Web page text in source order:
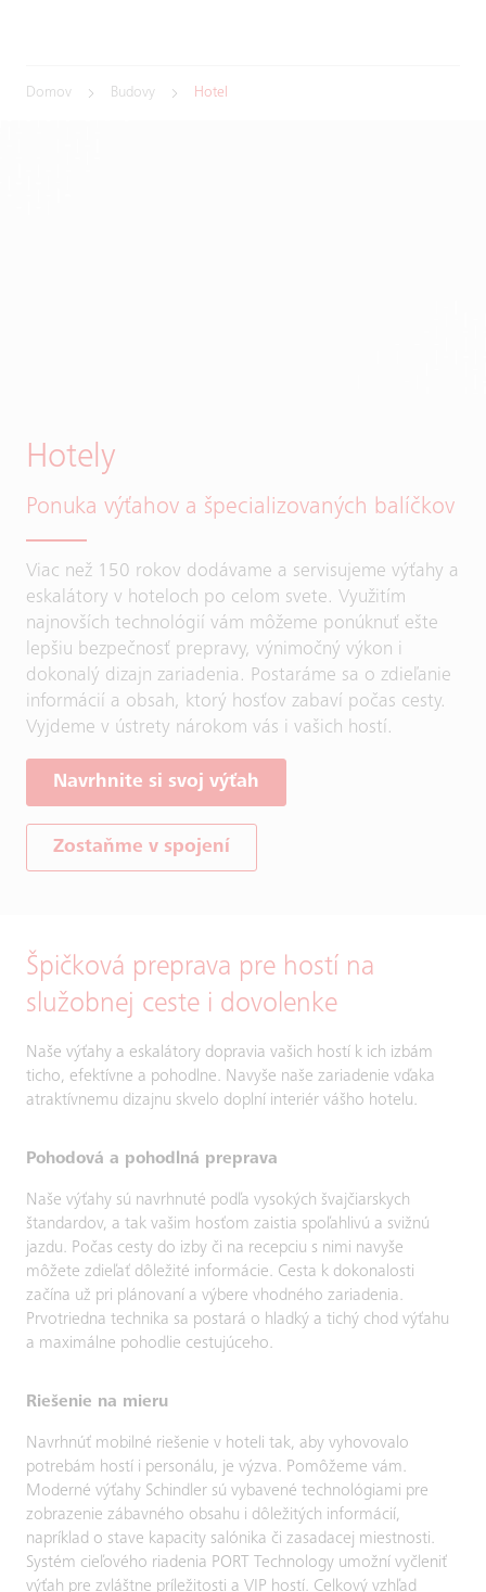
Domov Budovy Hotel
Hotely
Ponuka výťahov a špecializovaných balíčkov
Viac než 150 rokov dodávame a servisujeme výťahy a
eskalátory v hoteloch po celom svete. Využitím
najnovších technológií vám môžeme ponúknuť ešte
lepšiu bezpečnosť prepravy, výnimočný výkon i
dokonalý dizajn zariadenia. Postaráme sa o zdieľanie
informácií a obsah, ktorý hosťov zabaví počas cesty.
Vyjdeme v ústrety nárokom vás i vašich hostí.
Navrhnite si svoj výťah
Zostaňme v spojení
Špičková preprava pre hostí na
služobnej ceste i dovolenke
Naše výťahy a eskalátory dopravia vašich hostí k ich izbám
ticho, efektívne a pohodlne. Navyše naše zariadenie vďaka
atraktívnemu dizajnu skvelo doplní interiér vášho hotelu.
Pohodová a pohodlná preprava
Naše výťahy sú navrhnuté podľa vysokých švajčiarskych
štandardov, a tak vašim hosťom zaistia spoľahlivú a svižnú
jazdu. Počas cesty do izby či na recepciu s nimi navyše
môžete zdieľať dôležité informácie. Cesta k dokonalosti
začína už pri plánovaní a výbere vhodného zariadenia.
Prvotriedna technika sa postará o hladký a tichý chod výťahu
a maximálne pohodlie cestujúceho.
Riešenie na mieru
Navrhnúť mobilné riešenie v hoteli tak, aby vyhovovalo
potrebám hostí i personálu, je výzva. Pomôžeme vám.
Moderné výťahy Schindler sú vybavené technológiami pre
zobrazenie zábavného obsahu i dôležitých informácií,
napríklad o stave kapacity salónika či zasadacej miestnosti.
Systém cieľového riadenia PORT Technology umožní vyčleniť
výťah pre zvláštne príležitosti a VIP hostí. Celkový vzhľad